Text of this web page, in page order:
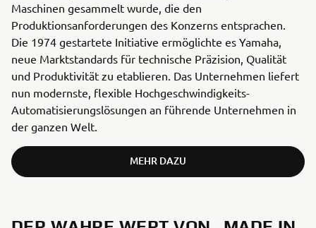
Maschinen gesammelt wurde, die den
Produktionsanforderungen des Konzerns entsprachen.
Die 1974 gestartete Initiative ermöglichte es Yamaha,
neue Marktstandards für technische Präzision, Qualität
und Produktivität zu etablieren. Das Unternehmen liefert
nun modernste, flexible Hochgeschwindigkeits-
Automatisierungslösungen an führende Unternehmen in
der ganzen Welt.
MEHR DAZU